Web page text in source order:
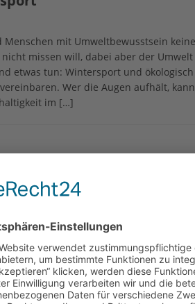
per Hand am Abend in Limburgerhof
(Herbstgrasmilben, Erntemilben) sind
GESUNDHEIT
mit Umweltbewusstsein
missen will, dabei aber der
etwas tun: Wintersport und
Wer die Augen aufhält,
im […]